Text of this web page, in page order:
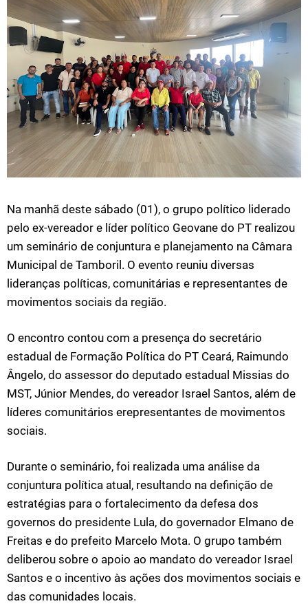
Na manhã deste sábado (01), o grupo político liderado
pelo ex-vereador e líder político Geovane do PT realizou
um seminário de conjuntura e planejamento na Câmara
Municipal de Tamboril. O evento reuniu diversas
lideranças políticas, comunitárias e representantes de
movimentos sociais da região.
O encontro contou com a presença do secretário
estadual de Formação Política do PT Ceará, Raimundo
Ângelo, do assessor do deputado estadual Missias do
MST, Júnior Mendes, do vereador Israel Santos, além de
líderes comunitários erepresentantes de movimentos
sociais.
Durante o seminário, foi realizada uma análise da
conjuntura política atual, resultando na definição de
estratégias para o fortalecimento da defesa dos
governos do presidente Lula, do governador Elmano de
Freitas e do prefeito Marcelo Mota. O grupo também
deliberou sobre o apoio ao mandato do vereador Israel
Santos e o incentivo às ações dos movimentos sociais e
das comunidades locais.